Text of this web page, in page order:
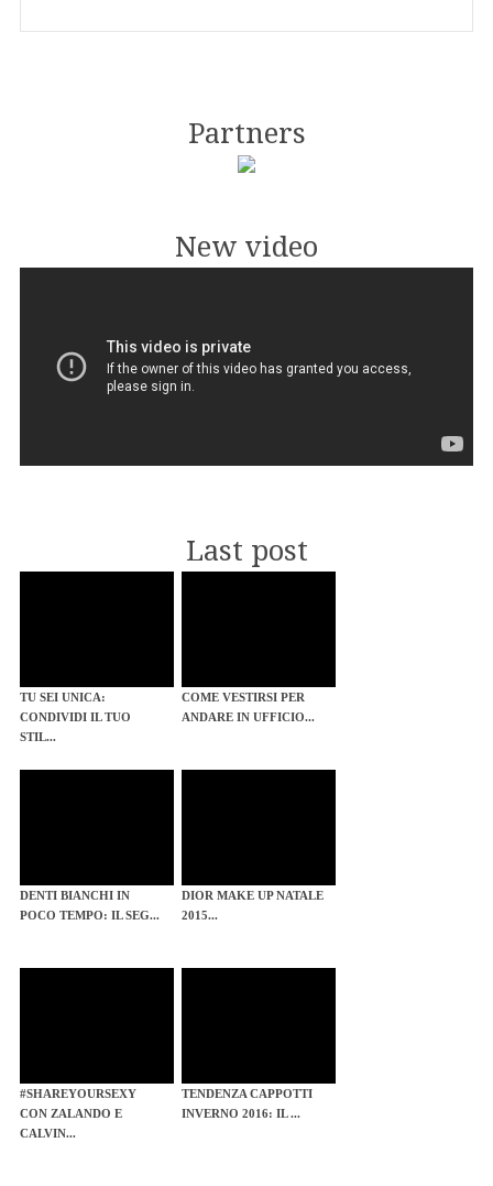
Partners
New video
Last post
TU SEI UNICA:
CONDIVIDI IL TUO
STIL...
COME VESTIRSI PER
ANDARE IN UFFICIO...
DENTI BIANCHI IN
POCO TEMPO: IL SEG...
DIOR MAKE UP NATALE
2015...
#SHAREYOURSEXY
CON ZALANDO E
CALVIN...
TENDENZA CAPPOTTI
INVERNO 2016: IL ...